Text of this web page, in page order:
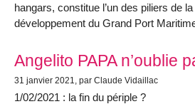
hangars, constitue l’un des piliers de
développement du Grand Port
Angelito PAPA n’oublie
31 janvier 2021 , par Claude Vidaillac
1/02/2021 : la fin du périple ?